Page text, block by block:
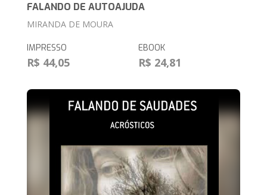
FALANDO DE AUTOAJUDA
MIRANDA DE MOURA
IMPRESSO
R$ 44,05
EBOOK
R$ 24,81